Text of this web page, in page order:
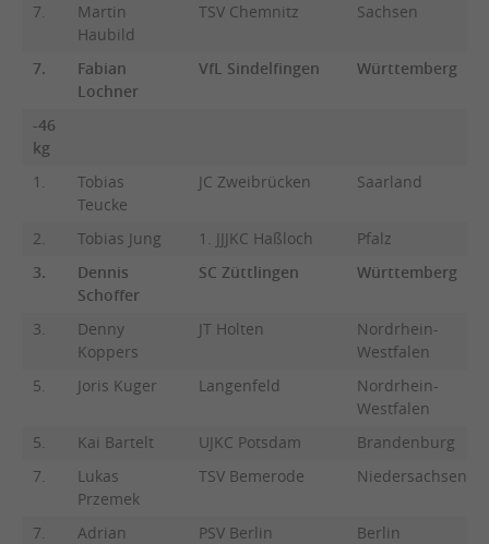
7.
Martin
Haubild
TSV Chemnitz Sachsen
7.
Fabian
Lochner
VfL Sindelfingen Württemberg
-46
kg
1.
Tobias
Teucke
JC Zweibrücken Saarland
2. Tobias Jung 1. JJJKC Haßloch
Pfalz
3.
Dennis
Schoffer
SC Züttlingen Württemberg
3.
Denny
Koppers
JT Holten
Nordrhein-
Westfalen
5.
Joris Kuger Langenfeld
Nordrhein-
Westfalen
5.
Kai Bartelt UJKC Potsdam
Brandenburg
7.
Lukas
Przemek
TSV Bemerode Niedersachsen
7.
Adrian
PSV Berlin Berlin